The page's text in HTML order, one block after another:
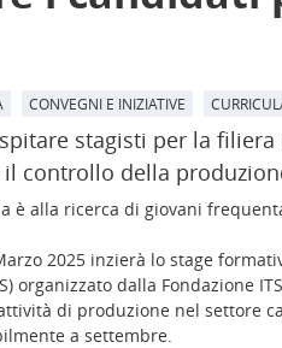
CONVEGNI E INIZIATIVE
stagisti per la
controllo della
è alla ricerca di giovani
2025 inzierà lo stage
organizzato dalla Fondazione
di produzione nel settore
a settembre.